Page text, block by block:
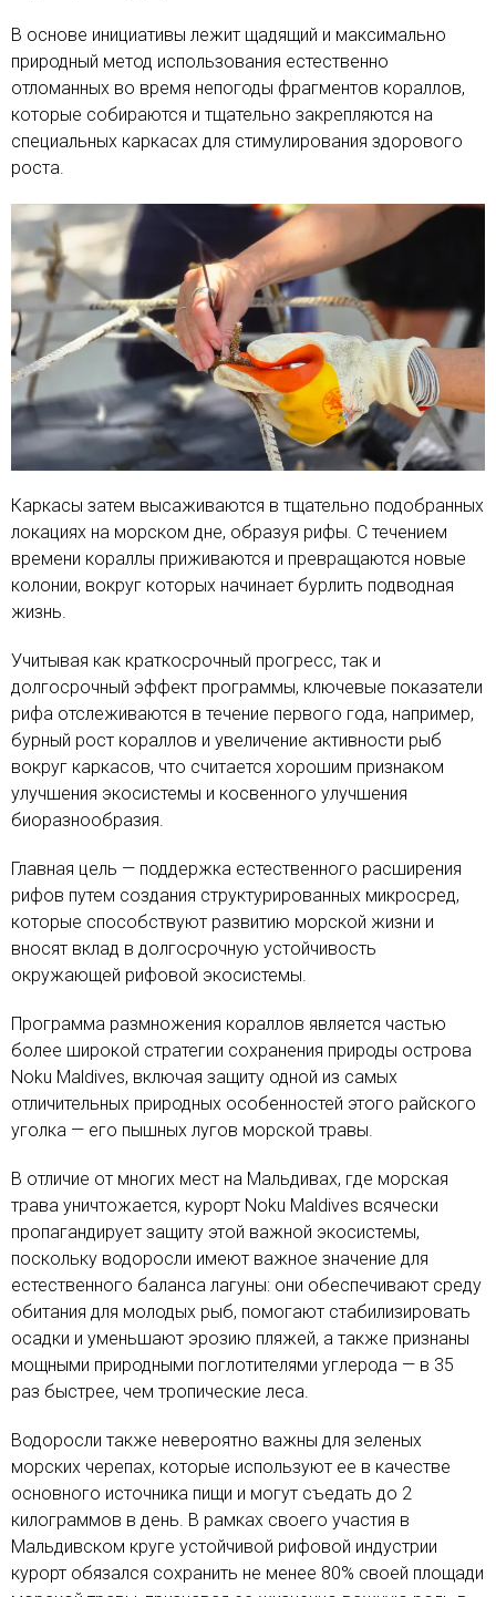
В основе инициативы лежит щадящий и максимально
природный метод использования естественно
отломанных во время непогоды фрагментов кораллов,
которые собираются и тщательно закрепляются на
специальных каркасах для стимулирования здорового
роста.
Каркасы затем высаживаются в тщательно подобранных
локациях на морском дне, образуя рифы. С течением
времени кораллы приживаются и превращаются новые
колонии, вокруг которых начинает бурлить подводная
жизнь.
Учитывая как краткосрочный прогресс, так и
долгосрочный эффект программы, ключевые показатели
рифа отслеживаются в течение первого года, например,
бурный рост кораллов и увеличение активности рыб
вокруг каркасов, что считается хорошим признаком
улучшения экосистемы и косвенного улучшения
биоразнообразия.
Главная цель — поддержка естественного расширения
рифов путем создания структурированных микросред,
которые способствуют развитию морской жизни и
вносят вклад в долгосрочную устойчивость
окружающей рифовой экосистемы.
Программа размножения кораллов является частью
более широкой стратегии сохранения природы острова
Noku Maldives, включая защиту одной из самых
отличительных природных особенностей этого райского
уголка — его пышных лугов морской травы.
В отличие от многих мест на Мальдивах, где морская
трава уничтожается, курорт Noku Maldives всячески
пропагандирует защиту этой важной экосистемы,
поскольку водоросли имеют важное значение для
естественного баланса лагуны: они обеспечивают среду
обитания для молодых рыб, помогают стабилизировать
осадки и уменьшают эрозию пляжей, а также признаны
мощными природными поглотителями углерода — в 35
раз быстрее, чем тропические леса.
Водоросли также невероятно важны для зеленых
морских черепах, которые используют ее в качестве
основного источника пищи и могут съедать до 2
килограммов в день. В рамках своего участия в
Мальдивском круге устойчивой рифовой индустрии
курорт обязался сохранить не менее 80% своей площади